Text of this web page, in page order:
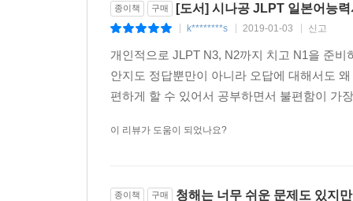
★ 본문 구성 미리보기
이 책은 『문제집』과 『정답&해설집』으로 나
(Answer Sheet)를 활용하여 실제 시험처럼 마
보완한 후 다음 회차 문제로 넘어가세요!
① 문제 유형 설명 및 TIP
종이책 구매 [도서] 시나공 JLPT 일본어능
k********s 2019-01-03 신고
개인적으로 JLPT N3, N2까지 치고 N1을 준
안지도 정답뿐만이 아니라 오답에 대해서도
편하게 할 수 있어서 공부하면서 불편함이 가
이 리뷰가 도움이 되었나요?
종이책 구매 청해는 너무 쉬운 문제도 있지